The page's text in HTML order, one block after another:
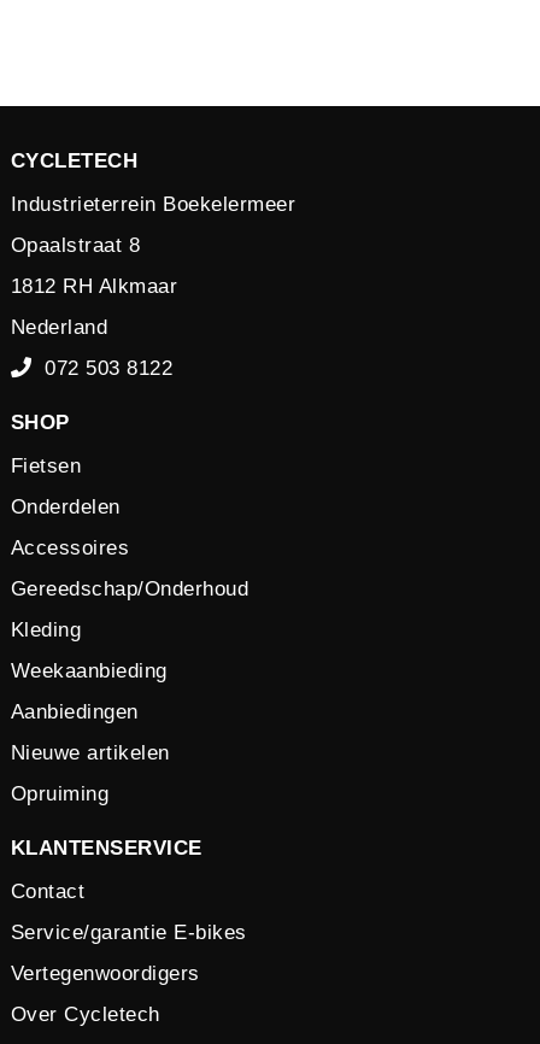
CYCLETECH
Industrieterrein Boekelermeer
Opaalstraat 8
1812 RH Alkmaar
Nederland
072 503 8122
SHOP
Fietsen
Onderdelen
Accessoires
Gereedschap/Onderhoud
Kleding
Weekaanbieding
Aanbiedingen
Nieuwe artikelen
Opruiming
KLANTENSERVICE
Contact
Service/garantie E-bikes
Vertegenwoordigers
Over Cycletech